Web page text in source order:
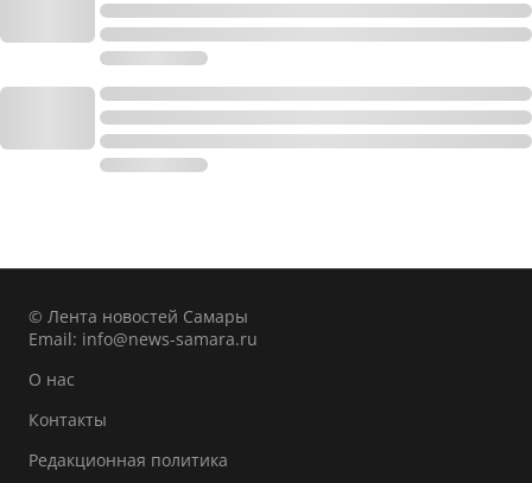
© Лента новостей Самары
Email: info@news-samara.ru
О нас
Контакты
Редакционная политика